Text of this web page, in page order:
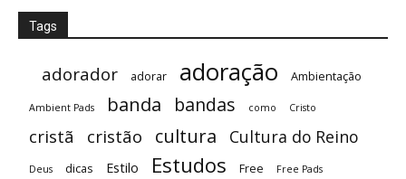
Tags
adorador adorar adoração Ambientação
Ambient Pads banda bandas como Cristo
cristã cristão cultura Cultura do Reino
Deus dicas Estilo Estudos Free Free Pads